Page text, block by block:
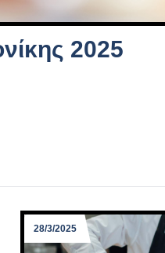
2025
28/3/2025